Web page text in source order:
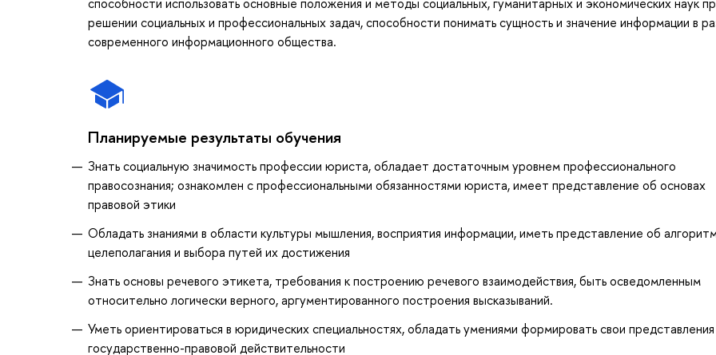
решении социальных и профессиональных задач, способности понимать сущность и значение информации в
современного информационного общества.
Планируемые результаты обучения
Знать социальную значимость профессии юриста, обладает достаточным уровнем профессионального
правосознания; ознакомлен с профессиональными обязанностями юриста, имеет представление об основах
правовой этики
Обладать знаниями в области культуры мышления, восприятия информации, иметь представление об
целеполагания и выбора путей их достижения
Знать основы речевого этикета, требования к построению речевого взаимодействия, быть осведомленным
относительно логически верного, аргументированного построения высказываний.
Уметь ориентироваться в юридических специальностях, обладать умениями формировать свои
государственно-правовой действительности